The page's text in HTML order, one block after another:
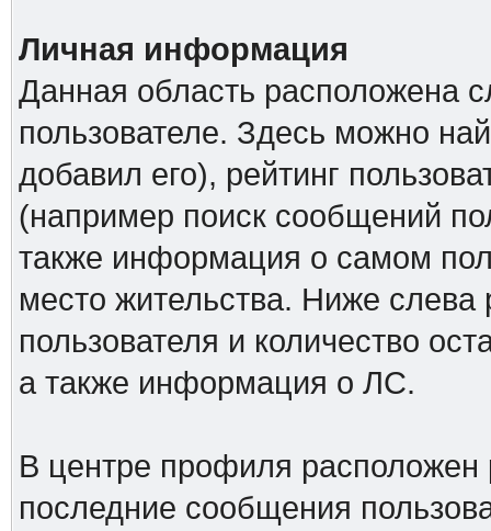
Личная информация
Данная область расположена
пользователе. Здесь можно
добавил его), рейтинг
(например поиск сообщений
также информация о самом
место жительства. Ниже слева
пользователя и количество
а также информация о ЛС.
В центре профиля расположен
последние сообщения